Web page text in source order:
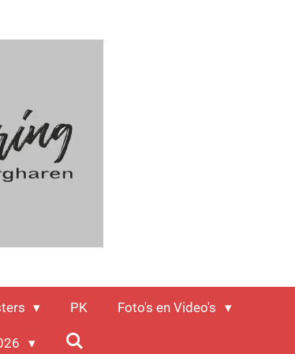
PK Foto's en Video's